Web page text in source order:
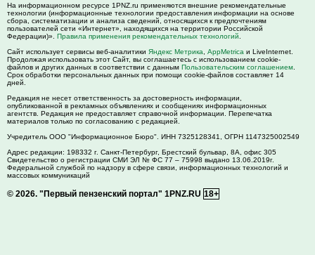
На информационном ресурсе 1PNZ.ru применяются внешние рекомендательные
технологии (информационные технологии предоставления информации на основе
сбора, систематизации и анализа сведений, относящихся к предпочтениям
пользователей сети «Интернет», находящихся на территории Российской
Федерации)». Правила применения рекомендательных технологий
Сайт использует сервисы веб-аналитики Яндекс Метрика AppMetrica и LiveInternet.
Продолжая использовать этот Сайт, вы соглашаетесь с использованием cookie-
файлов и других данных в соответствии с данным Пользовательским соглашением
Срок обработки персональных данных при помощи cookie-файлов составляет 14
дней.
Редакция не несет ответственность за достоверность информации,
опубликованной в рекламных объявлениях и сообщениях информационных
агентств. Редакция не предоставляет справочной информации. Перепечатка
материалов только по согласованию с редакцией.
Учредитель ООО "Информационное Бюро". ИНН 7325128341, ОГРН 1147325002549
Адрес редакции: 198332 г. Санкт-Петербург, Брестский бульвар, 8А, офис 305
Свидетельство о регистрации СМИ ЭЛ № ФС 77 – 75998 выдано 13.06.2019г.
Федеральной службой по надзору в сфере связи, информационных технологий и
массовых коммуникаций
© 2026. "Первый пензенский портал" 1PNZ.RU 18+